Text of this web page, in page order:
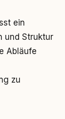
ein
und Struktur
Abläufe
zu